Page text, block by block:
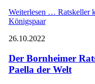
Weiterlesen … Ratskeller
Königspaar
26.10.2022
Der Bornheimer
Paella der Welt